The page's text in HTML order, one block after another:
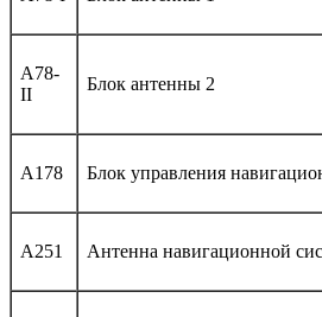
A78-
II
Блок антенны 2
A178 Блок управления
A251 Антенна навигационной